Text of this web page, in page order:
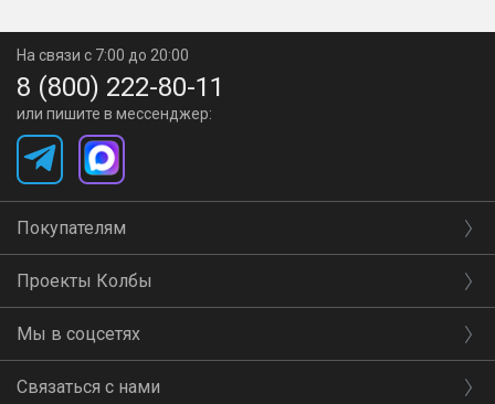
На связи с 7:00 до 20:00
8 (800) 222-80-11
или пишите в мессенджер:
Покупателям
Проекты Колбы
Мы в соцсетях
Связаться с нами